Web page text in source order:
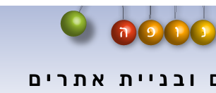
ובניית אתרים